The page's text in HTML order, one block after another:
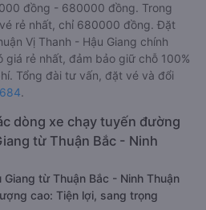
đồng - 680000 đồng. Trong
rẻ nhất, chỉ 680000 đồng. Đặt
Vị Thanh - Hậu Giang chính
giá rẻ nhất, đảm bảo giữ chỗ 100%
Tổng đài tư vấn, đặt vé và đổi
.
dòng xe chạy tuyến đường
từ Thuận Bắc - Ninh
từ Thuận Bắc - Ninh Thuận
cao: Tiện lợi, sang trọng